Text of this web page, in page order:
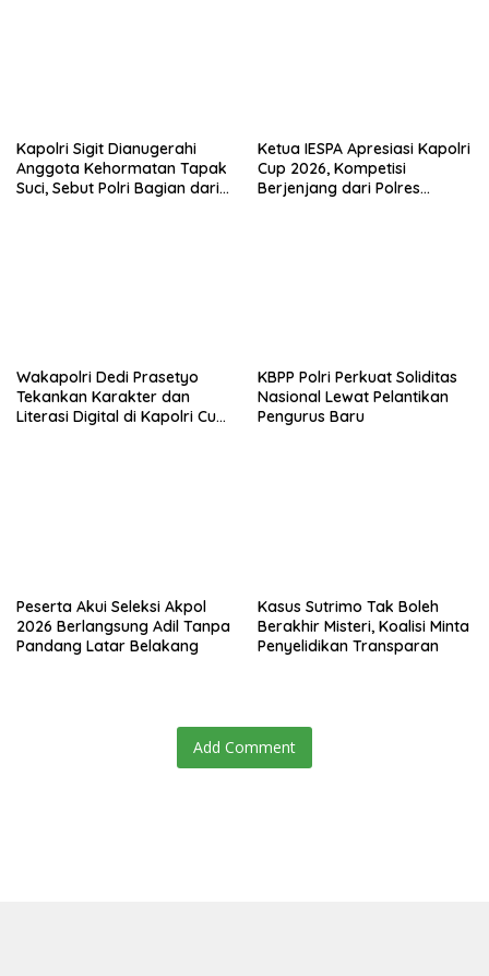
Kapolri Sigit Dianugerahi
Anggota Kehormatan Tapak
Suci, Sebut Polri Bagian dari
Ketua IESPA Apresiasi Kapolri
Cup 2026, Kompetisi
Berjenjang dari Polres
Wakapolri Dedi Prasetyo
Tekankan Karakter dan
Literasi Digital di Kapolri Cup
KBPP Polri Perkuat Soliditas
Nasional Lewat Pelantikan
Pengurus Baru
Peserta Akui Seleksi Akpol
2026 Berlangsung Adil Tanpa
Pandang Latar Belakang
Kasus Sutrimo Tak Boleh
Berakhir Misteri, Koalisi Minta
Penyelidikan Transparan
Add Comment